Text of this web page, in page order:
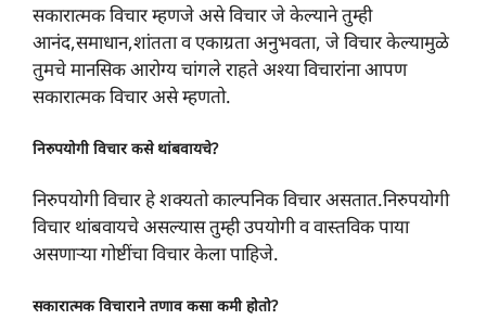
सकारात्मक विचार म्हणजे असे विचार जे केल्याने तुम्ही
आनंद,समाधान,शांतता व एकाग्रता अनुभवता, जे विचार केल्यामुळे
तुमचे मानसिक आरोग्य चांगले राहते अश्या विचारांना आपण
सकारात्मक विचार असे म्हणतो.
निरुपयोगी विचार कसे थांबवायचे?
निरुपयोगी विचार हे शक्यतो काल्पनिक विचार असतात.निरुपयोगी
विचार थांबवायचे असल्यास तुम्ही उपयोगी व वास्तविक पाया
असणाऱ्या गोष्टींचा विचार केला पाहिजे.
सकारात्मक विचाराने तणाव कसा कमी होतो?